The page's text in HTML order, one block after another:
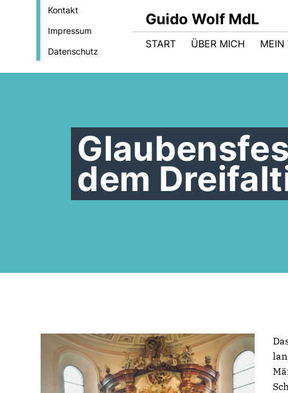
Kontakt
Impressum
Datenschutz
Guido Wolf MdL
START ÜBER MICH MEIN
dem